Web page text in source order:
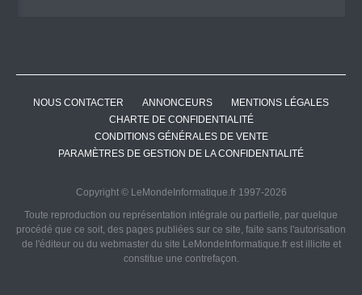
NOUS CONTACTER ANNONCEURS
MENTIONS LÉGALES
CHARTE DE CONFIDENTIALITÉ
CONDITIONS GÉNÉRALES DE VENTE
PARAMÈTRES DE GESTION DE LA CONFIDENTIALITÉ
Copyright © LeMondeInformatique.fr 1997-2026
Toute reproduction ou représentation intégrale ou partielle, par quelque
procédé que ce soit, des pages publiées sur ce site, faite sans l'autorisation
de l'éditeur ou du webmaster du site LeMondeInformatique.fr est illicite et
constitue une contrefaçon.